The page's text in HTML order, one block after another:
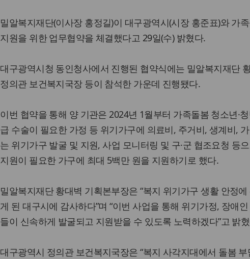
밀알복지재단(이사장 홍정길)이 대구광역시(시장 홍준표)와 가
지원을 위한 업무협약을 체결했다고 29일(수) 밝혔다.
대구광역시청 동인청사에서 진행된 협약식에는 밀알복지재단
정의관 보건복지국장 등이 참석한 가운데 진행됐다.
이번 협약을 통해 양 기관은 2024년 1월부터 가족돌봄 청소년·
급 수술이 필요한 가정 등 위기가구에 의료비, 주거비, 생계비,
는 위기가구 발굴 및 지원, 사업 모니터링 및 구·군 협조요청 등
지원이 필요한 가구에 최대 5백만 원을 지원하기로 했다.
밀알복지재단 황대벽 기획본부장은 “복지 위기가구 생활 안정
게 된 대구시에 감사하다”며 “이번 사업을 통해 위기가정, 장애
들이 신속하게 발굴되고 지원받을 수 있도록 노력하겠다”고 밝
대구광역시 정의관 보건복지국장은 “복지 사각지대에서 돌봄